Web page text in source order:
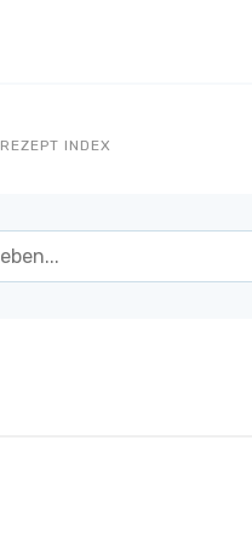
REZEPT INDEX